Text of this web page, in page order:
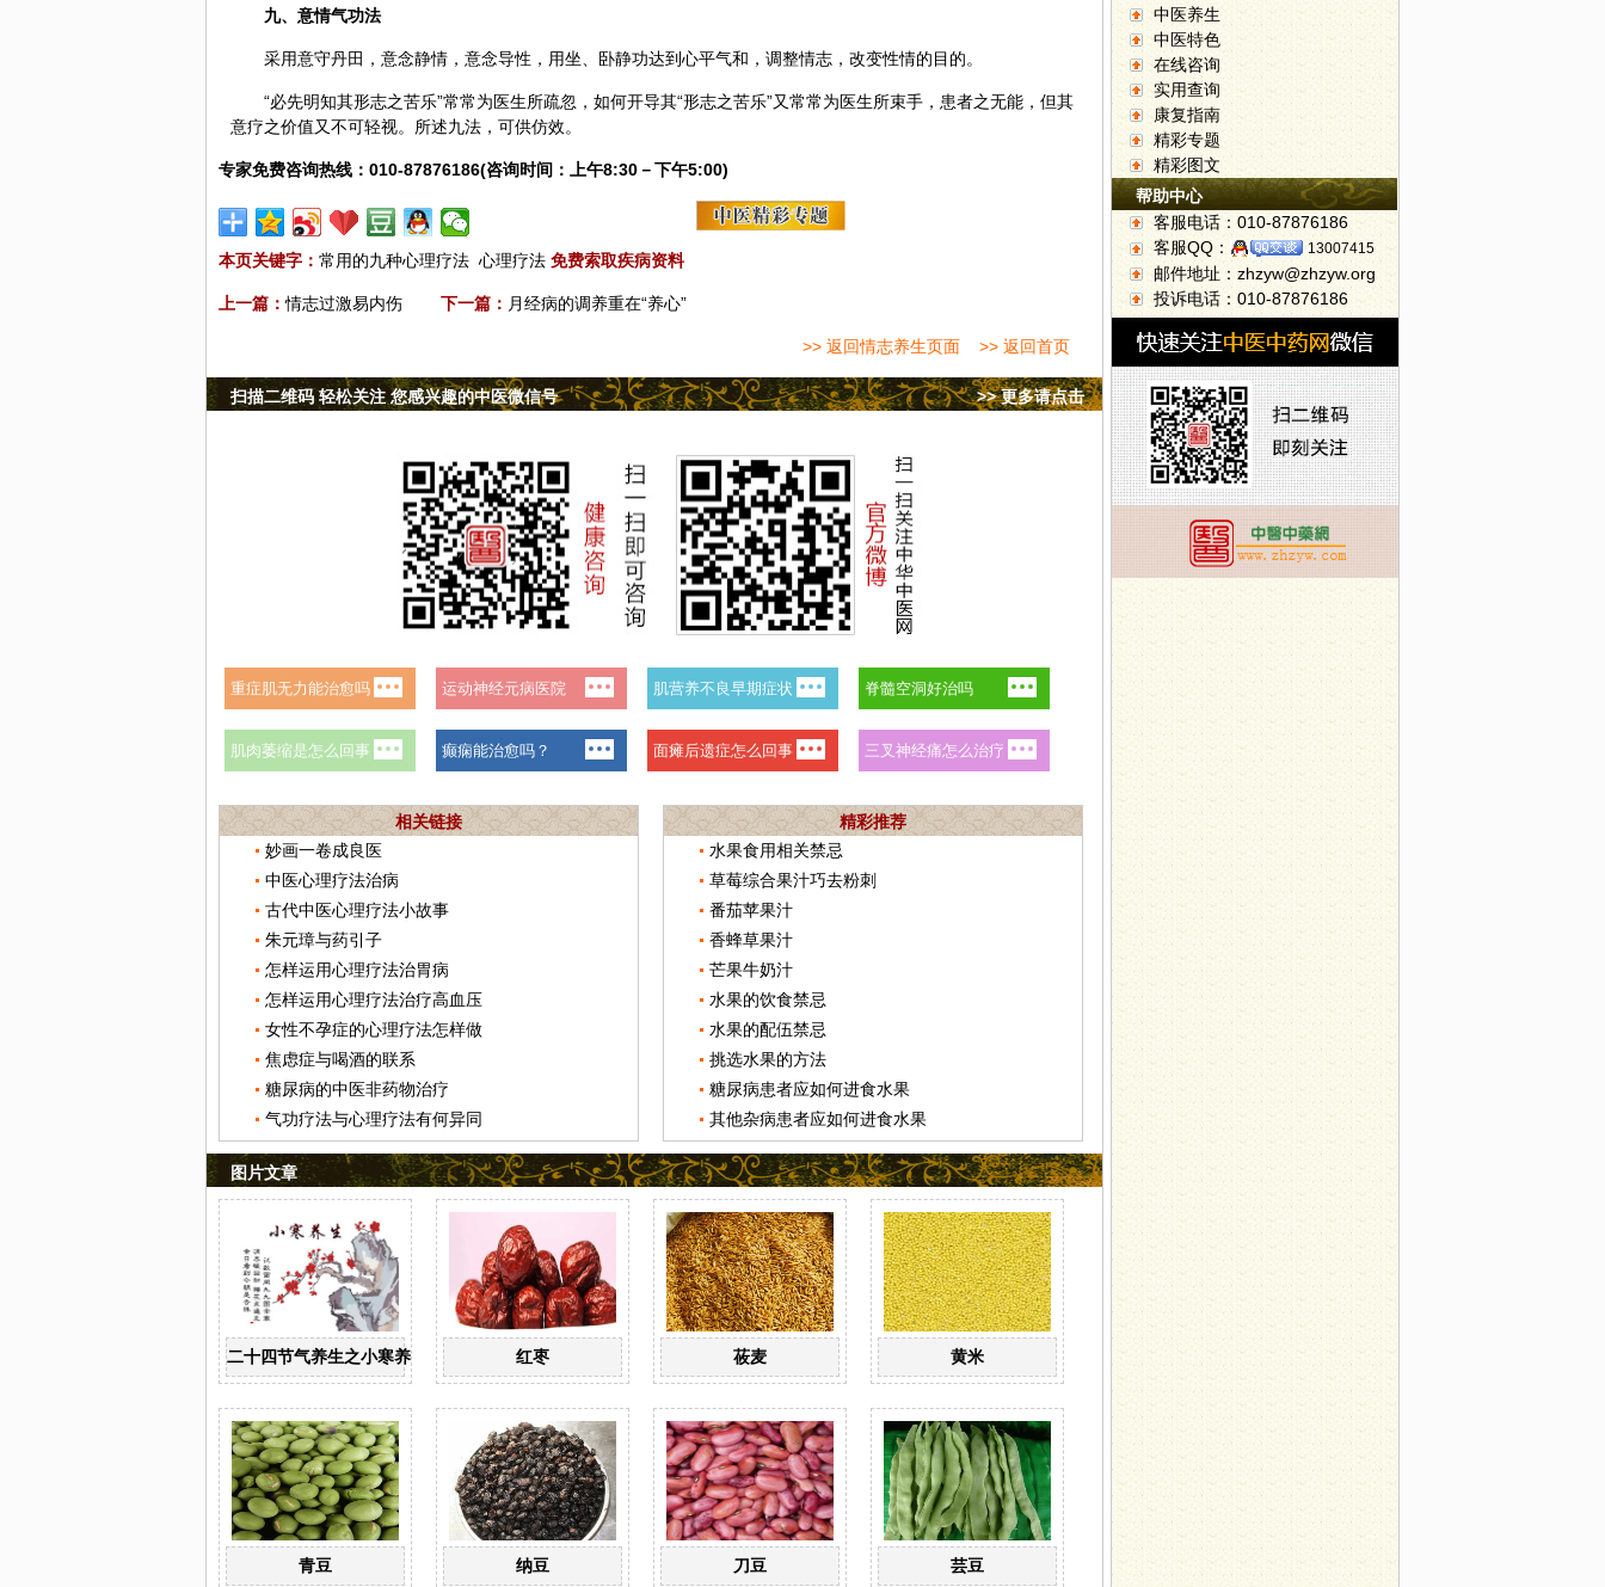
九、 意情气功法
采用意守丹田，意念静情，意念导性，用坐、卧静功达到心平气和，调整情志，改变性情的目的。
“必先明知其形志之苦乐”常常为医生所疏忽，如何开导其“形志之苦乐”又常常为医生所束手，患者之无能，但其
意疗之价值又不可轻视。所述九法，可供仿效。
专家免费咨询热线：010-87876186(咨询时间：上午8:30－下午5:00)
本页关键字： 常用的九种心理疗法 心理疗法 免费索取疾病资料
上一篇：情志过激易内伤 下一篇： 月经病的调养重在“养心”
>> 返回情志养生页面 >> 返回首页
>> 更多请点击
扫描二维码 轻松关注 您感兴趣的中医微信号
相关链接
妙画一卷成良医
中医心理疗法治病
古代中医心理疗法小故事
朱元璋与药引子
怎样运用心理疗法治胃病
怎样运用心理疗法治疗高血压
女性不孕症的心理疗法怎样做
焦虑症与喝酒的联系
糖尿病的中医非药物治疗
气功疗法与心理疗法有何异同
精彩推荐
水果食用相关禁忌
草莓综合果汁巧去粉刺
番茄苹果汁
香蜂草果汁
芒果牛奶汁
水果的饮食禁忌
水果的配伍禁忌
挑选水果的方法
糖尿病患者应如何进食水果
其他杂病患者应如何进食水果
图片文章
二十四节气养生之小寒养生 红枣 莜麦 黄米
青豆 纳豆 刀豆 芸豆
中医养生
中医特色
在线咨询
实用查询
康复指南
精彩专题
精彩图文
帮助中心
客服电话：010-87876186
客服QQ：
13007415
邮件地址：zhzyw@zhzyw.org
投诉电话：010-87876186